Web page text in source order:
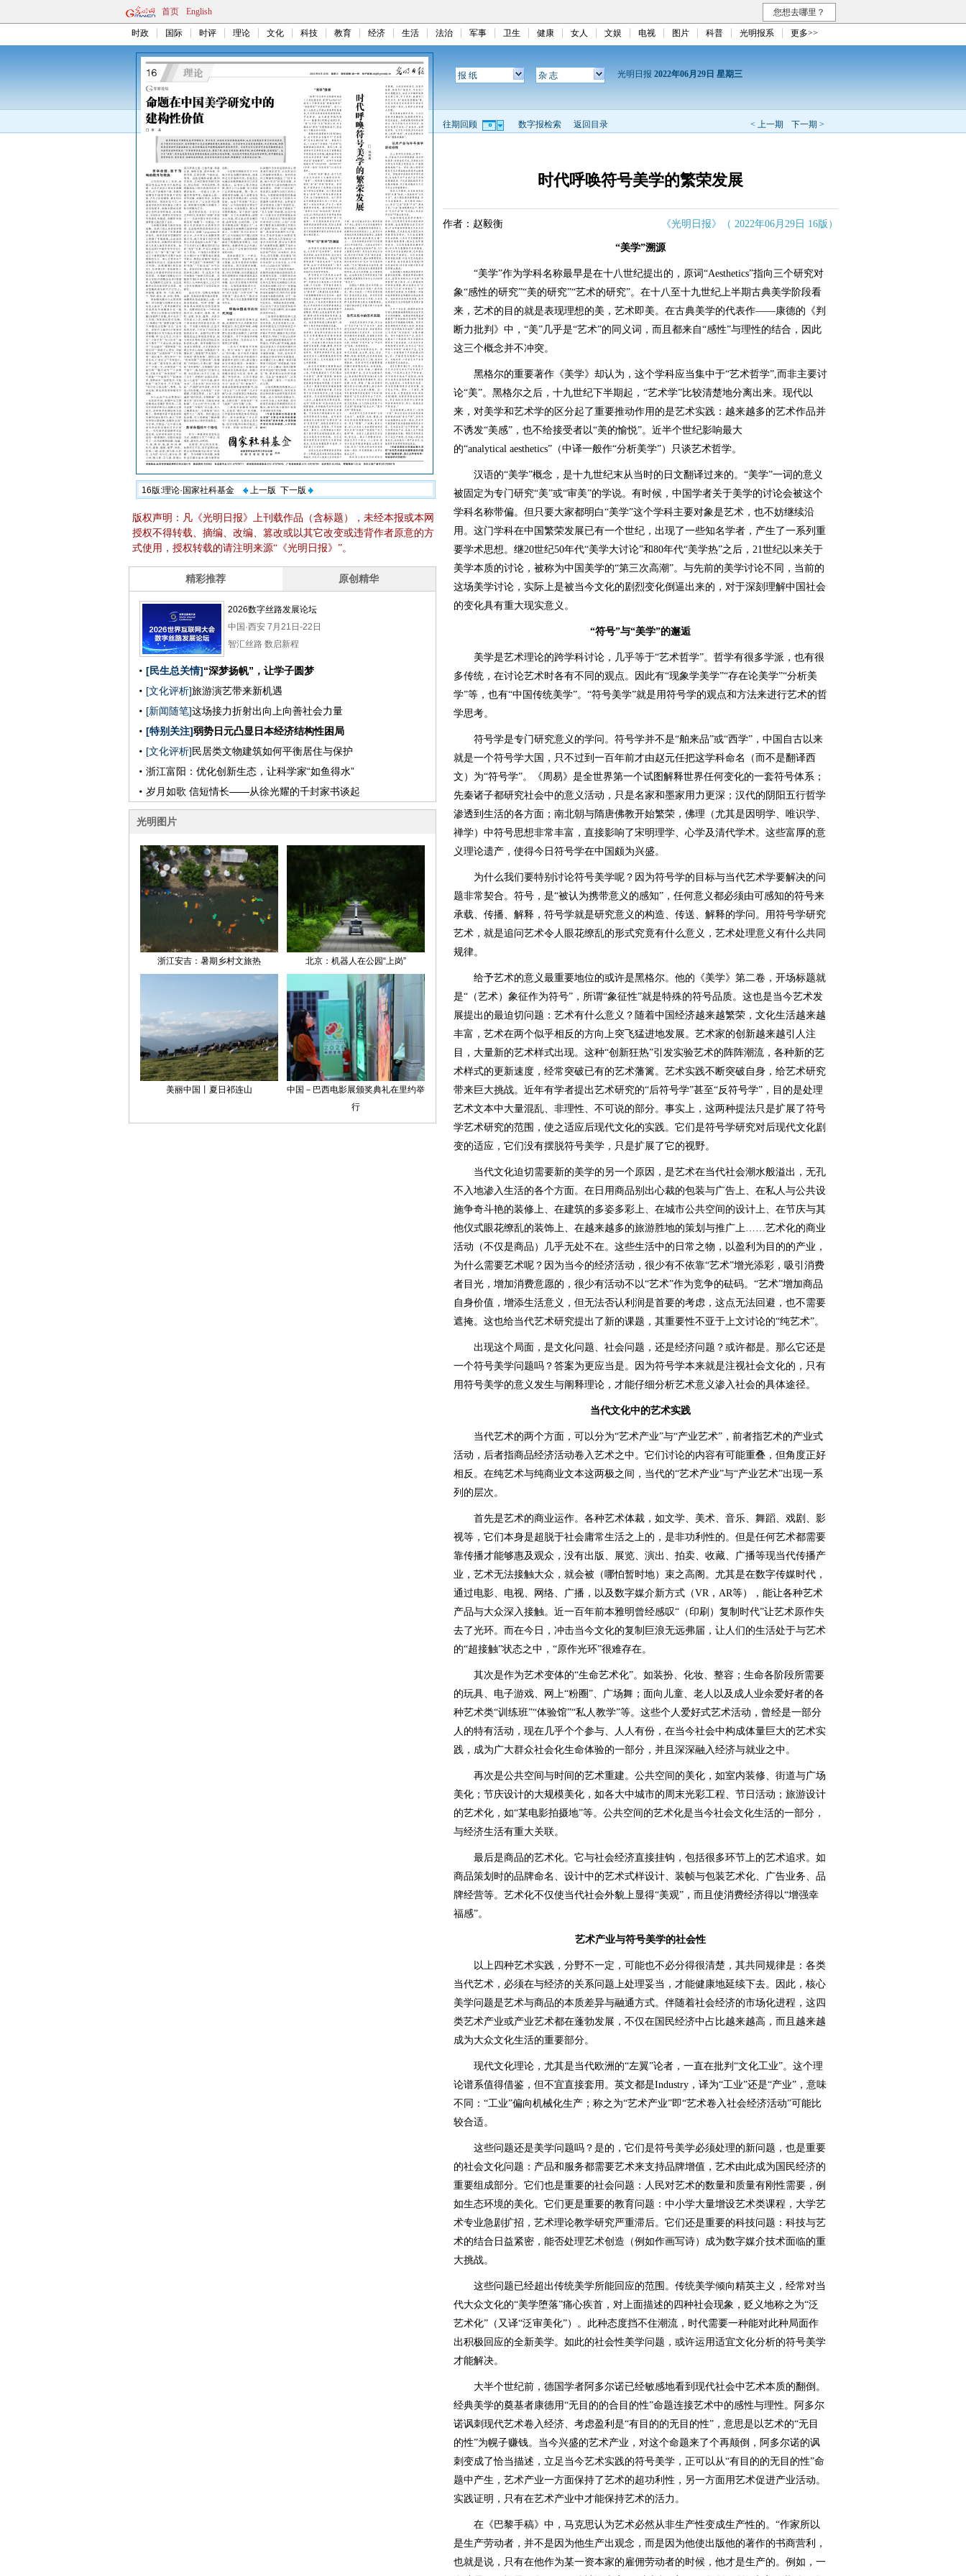
首页 English 您想去哪里？
时政 国际 时评 理论 文化 科技 教育 经济 生活 法治 军事 卫生 健康 女人 文娱 电视 图片 科普 光明报系 更多>>
16版:理论·国家社科基金 上一版 下一版
版权声明：凡《光明日报》上刊载作品（含标题），未经本报或本网
授权不得转载、摘编、改编、篡改或以其它改变或违背作者原意的方
式使用，授权转载的请注明来源“《光明日报》”。
报 纸 杂 志 光明日报 2022年06月29日 星期三
< 上一期 下一期 >
往期回顾 数字报检索 返回目录
时代呼唤符号美学的繁荣发展
作者：赵毅衡 《光明日报》（ 2022年06月29日 16版）
“美学”溯源
“美学”作为学科名称最早是在十八世纪提出的，原词“Aesthetics”指向三个研究对
象“感性的研究”“美的研究”“艺术的研究”。在十八至十九世纪上半期古典美学阶段看
来，艺术的目的就是表现理想的美，艺术即美。在古典美学的代表作——康德的《判
断力批判》中，“美”几乎是“艺术”的同义词，而且都来自“感性”与理性的结合，因此
这三个概念并不冲突。
黑格尔的重要著作《美学》却认为，这个学科应当集中于“艺术哲学”,而非主要讨
论“美”。黑格尔之后，十九世纪下半期起，“艺术学”比较清楚地分离出来。现代以
来，对美学和艺术学的区分起了重要推动作用的是艺术实践：越来越多的艺术作品并
不诱发“美感”，也不给接受者以“美的愉悦”。近半个世纪影响最大
的“analytical aesthetics”（中译一般作“分析美学”）只谈艺术哲学。
汉语的“美学”概念，是十九世纪末从当时的日文翻译过来的。“美学”一词的意义
被固定为专门研究“美”或“审美”的学说。有时候，中国学者关于美学的讨论会被这个
学科名称带偏。但只要大家都明白“美学”这个学科主要对象是艺术，也不妨继续沿
用。这门学科在中国繁荣发展已有一个世纪，出现了一些知名学者，产生了一系列重
要学术思想。继20世纪50年代“美学大讨论”和80年代“美学热”之后，21世纪以来关于
美学本质的讨论，被称为中国美学的“第三次高潮”。与先前的美学讨论不同，当前的
这场美学讨论，实际上是被当今文化的剧烈变化倒逼出来的，对于深刻理解中国社会
的变化具有重大现实意义。
“符号”与“美学”的邂逅
美学是艺术理论的跨学科讨论，几乎等于“艺术哲学”。哲学有很多学派，也有很
多传统，在讨论艺术时各有不同的观点。因此有“现象学美学”“存在论美学”“分析美
学”等，也有“中国传统美学”。“符号美学”就是用符号学的观点和方法来进行艺术的哲
学思考。
符号学是专门研究意义的学问。符号学并不是“舶来品”或“西学”，中国自古以来
就是一个符号学大国，只不过到一百年前才由赵元任把这学科命名（而不是翻译西
文）为“符号学”。《周易》是全世界第一个试图解释世界任何变化的一套符号体系；
先秦诸子都研究社会中的意义活动，只是名家和墨家用力更深；汉代的阴阳五行哲学
渗透到生活的各方面；南北朝与隋唐佛教开始繁荣，佛理（尤其是因明学、唯识学、
禅学）中符号思想非常丰富，直接影响了宋明理学、心学及清代学术。这些富厚的意
义理论遗产，使得今日符号学在中国颇为兴盛。
为什么我们要特别讨论符号美学呢？因为符号学的目标与当代艺术学要解决的问
题非常契合。符号，是“被认为携带意义的感知”，任何意义都必须由可感知的符号来
承载、传播、解释，符号学就是研究意义的构造、传送、解释的学问。用符号学研究
艺术，就是追问艺术令人眼花缭乱的形式究竟有什么意义，艺术处理意义有什么共同
规律。
给予艺术的意义最重要地位的或许是黑格尔。他的《美学》第二卷，开场标题就
是“（艺术）象征作为符号”，所谓“象征性”就是特殊的符号品质。这也是当今艺术发
展提出的最迫切问题：艺术有什么意义？随着中国经济越来越繁荣，文化生活越来越
丰富，艺术在两个似乎相反的方向上突飞猛进地发展。艺术家的创新越来越引人注
目，大量新的艺术样式出现。这种“创新狂热”引发实验艺术的阵阵潮流，各种新的艺
术样式的更新速度，经常突破已有的艺术藩篱。艺术实践不断突破自身，给艺术研究
带来巨大挑战。近年有学者提出艺术研究的“后符号学”甚至“反符号学”，目的是处理
艺术文本中大量混乱、非理性、不可说的部分。事实上，这两种提法只是扩展了符号
学艺术研究的范围，使之适应后现代文化的实践。它们是符号学研究对后现代文化剧
变的适应，它们没有摆脱符号美学，只是扩展了它的视野。
当代文化迫切需要新的美学的另一个原因，是艺术在当代社会潮水般溢出，无孔
不入地渗入生活的各个方面。在日用商品别出心裁的包装与广告上、在私人与公共设
施争奇斗艳的装修上、在建筑的多姿多彩上、在城市公共空间的设计上、在节庆与其
他仪式眼花缭乱的装饰上、在越来越多的旅游胜地的策划与推广上……艺术化的商业
活动（不仅是商品）几乎无处不在。这些生活中的日常之物，以盈利为目的的产业，
为什么需要艺术呢？因为当今的经济活动，很少有不依靠“艺术”增光添彩，吸引消费
者目光，增加消费意愿的，很少有活动不以“艺术”作为竞争的砝码。“艺术”增加商品
自身价值，增添生活意义，但无法否认利润是首要的考虑，这点无法回避，也不需要
遮掩。这也给当代艺术研究提出了新的课题，其重要性不亚于上文讨论的“纯艺术”。
出现这个局面，是文化问题、社会问题，还是经济问题？或许都是。那么它还是
一个符号美学问题吗？答案为更应当是。因为符号学本来就是注视社会文化的，只有
用符号美学的意义发生与阐释理论，才能仔细分析艺术意义渗入社会的具体途径。
当代文化中的艺术实践
当代艺术的两个方面，可以分为“艺术产业”与“产业艺术”，前者指艺术的产业式
活动，后者指商品经济活动卷入艺术之中。它们讨论的内容有可能重叠，但角度正好
相反。在纯艺术与纯商业文本这两极之间，当代的“艺术产业”与“产业艺术”出现一系
列的层次。
首先是艺术的商业运作。各种艺术体裁，如文学、美术、音乐、舞蹈、戏剧、影
视等，它们本身是超脱于社会庸常生活之上的，是非功利性的。但是任何艺术都需要
靠传播才能够惠及观众，没有出版、展览、演出、拍卖、收藏、广播等现当代传播产
业，艺术无法接触大众，就会被（哪怕暂时地）束之高阁。尤其是在数字传媒时代，
通过电影、电视、网络、广播，以及数字媒介新方式（VR，AR等），能让各种艺术
产品与大众深入接触。近一百年前本雅明曾经感叹“（印刷）复制时代”让艺术原作失
去了光环。而在今日，冲击当今文化的复制巨浪无远弗届，让人们的生活处于与艺术
的“超接触”状态之中，“原作光环”很难存在。
其次是作为艺术变体的“生命艺术化”。如装扮、化妆、整容；生命各阶段所需要
的玩具、电子游戏、网上“粉圈”、广场舞；面向儿童、老人以及成人业余爱好者的各
种艺术类“训练班”“体验馆”“私人教学”等。这些个人爱好式艺术活动，曾经是一部分
人的特有活动，现在几乎个个参与、人人有份，在当今社会中构成体量巨大的艺术实
践，成为广大群众社会化生命体验的一部分，并且深深融入经济与就业之中。
再次是公共空间与时间的艺术重建。公共空间的美化，如室内装修、街道与广场
美化；节庆设计的大规模美化，如各大中城市的周末光彩工程、节日活动；旅游设计
的艺术化，如“某电影拍摄地”等。公共空间的艺术化是当今社会文化生活的一部分，
与经济生活有重大关联。
最后是商品的艺术化。它与社会经济直接挂钩，包括很多环节上的艺术追求。如
商品策划时的品牌命名、设计中的艺术式样设计、装帧与包装艺术化、广告业务、品
牌经营等。艺术化不仅使当代社会外貌上显得“美观”，而且使消费经济得以“增强幸
福感”。
艺术产业与符号美学的社会性
以上四种艺术实践，分野不一定，可能也不必分得很清楚，其共同规律是：各类
当代艺术，必须在与经济的关系问题上处理妥当，才能健康地延续下去。因此，核心
美学问题是艺术与商品的本质差异与融通方式。伴随着社会经济的市场化进程，这四
类艺术产业或产业艺术都在蓬勃发展，不仅在国民经济中占比越来越高，而且越来越
成为大众文化生活的重要部分。
现代文化理论，尤其是当代欧洲的“左翼”论者，一直在批判“文化工业”。这个理
论谱系值得借鉴，但不宜直接套用。英文都是Industry，译为“工业”还是“产业”，意味
不同：“工业”偏向机械化生产；称之为“艺术产业”即“艺术卷入社会经济活动”可能比
较合适。
这些问题还是美学问题吗？是的，它们是符号美学必须处理的新问题，也是重要
的社会文化问题：产品和服务都需要艺术来支持品牌增值，艺术由此成为国民经济的
重要组成部分。它们也是重要的社会问题：人民对艺术的数量和质量有刚性需要，例
如生态环境的美化。它们更是重要的教育问题：中小学大量增设艺术类课程，大学艺
术专业急剧扩招，艺术理论教学研究严重滞后。它们还是重要的科技问题：科技与艺
术的结合日益紧密，能否处理艺术创造（例如作画写诗）成为数字媒介技术面临的重
大挑战。
这些问题已经超出传统美学所能回应的范围。传统美学倾向精英主义，经常对当
代大众文化的“美学堕落”痛心疾首，对上面描述的四种社会现象，贬义地称之为“泛
艺术化”（又译“泛审美化”）。此种态度挡不住潮流，时代需要一种能对此种局面作
出积极回应的全新美学。如此的社会性美学问题，或许运用适宜文化分析的符号美学
才能解决。
大半个世纪前，德国学者阿多尔诺已经敏感地看到现代社会中艺术本质的翻倒。
经典美学的奠基者康德用“无目的的合目的性”命题连接艺术中的感性与理性。阿多尔
诺讽刺现代艺术卷入经济、考虑盈利是“有目的的无目的性”，意思是以艺术的“无目
的性”为幌子赚钱。当今兴盛的艺术产业，对这个命题来了个再颠倒，阿多尔诺的讽
刺变成了恰当描述，立足当今艺术实践的符号美学，正可以从“有目的的无目的性”命
题中产生，艺术产业一方面保持了艺术的超功利性，另一方面用艺术促进产业活动。
实践证明，只有在艺术产业中才能保持艺术的活力。
在《巴黎手稿》中，马克思认为艺术必然从非生产性变成生产性的。“作家所以
是生产劳动者，并不是因为他生产出观念，而是因为他使出版他的著作的书商营利，
也就是说，只有在他作为某一资本家的雇佣劳动者的时候，他才是生产的。例如，一